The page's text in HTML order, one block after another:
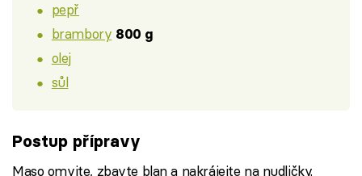
pepř
brambory 800 g
olej
sůl
Postup přípravy
Maso omyjte, zbavte blan a nakrájejte na nudličky.